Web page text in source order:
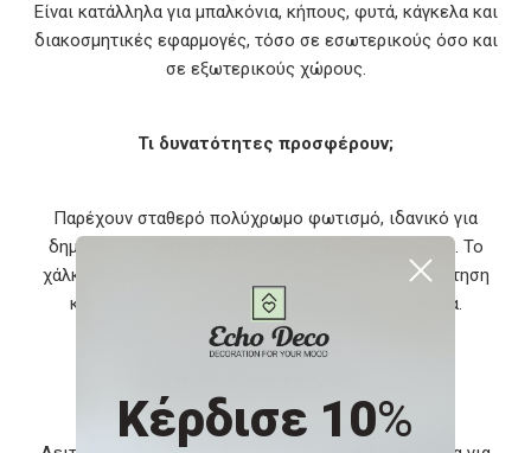
Είναι κατάλληλα για μπαλκόνια, κήπους, φυτά, κάγκελα και
διακοσμητικές εφαρμογές, τόσο σε εσωτερικούς όσο και
σε εξωτερικούς χώρους.
Τι δυνατότητες προσφέρουν;
Παρέχουν σταθερό πολύχρωμο φωτισμό, ιδανικό για
δημιουργία ζωντανής και ευχάριστης ατμόσφαιρας. Το
χάλκινο καλώδιο προσφέρει ευελιξία στην τοποθέτηση
και δυνατότητα προσαρμογής σε κάθε επιφάνεια.
Κέρδισε 10%